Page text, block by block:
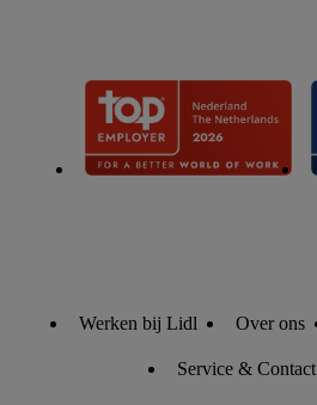
Werken bij Lidl Over ons
Service & Contact